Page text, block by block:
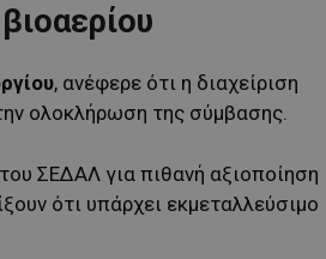
, ανέφερε ότι η διαχείριση
ολοκλήρωση της σύμβασης.
ΣΕΔΑΛ για πιθανή αξιοποίηση
ότι υπάρχει εκμεταλλεύσιμο